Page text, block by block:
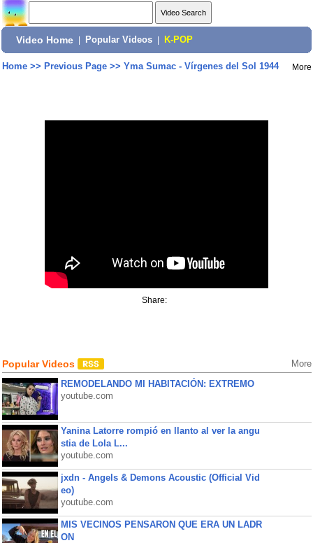
Video Home Popular Videos K-POP
Home>> Previous Page>> Yma Sumac - Vírgenes del Sol 1944 More
Share:
Popular Videos More
REMODELANDO MI HABITACIÓN: EXTREMO
youtube.com
Yanina Latorre rompió en llanto al ver la angu
stia de Lola L...
youtube.com
jxdn - Angels & Demons Acoustic (Official Vid
eo)
youtube.com
MIS VECINOS PENSARON QUE ERA UN LADR
ON